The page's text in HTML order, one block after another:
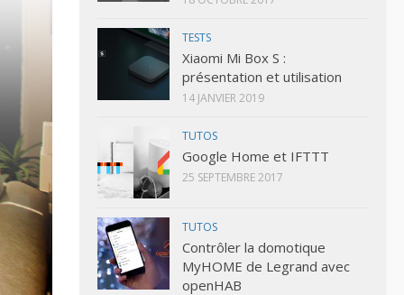
TESTS
Xiaomi Mi Box S :
présentation et utilisation
14 JANVIER 2019
TUTOS
Google Home et IFTTT
25 SEPTEMBRE 2017
TUTOS
Contrôler la domotique
MyHOME de Legrand avec
openHAB